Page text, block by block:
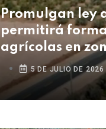
Promulgan ley
permitirá
agrícolas en
frontera y
agricultores de
5 DE JULIO DE